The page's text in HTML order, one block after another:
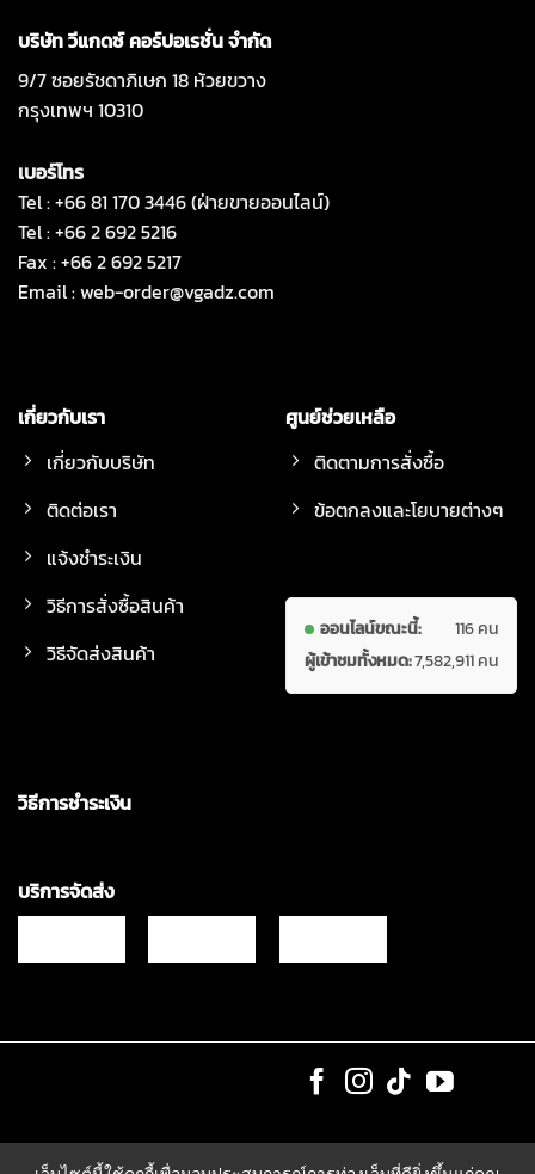
บริษัท วีแกดซ์ คอร์ปอเรชั่น จำกัด
9/7 ซอยรัชดาภิเษก 18 ห้วยขวาง
กรุงเทพฯ 10310
เบอร์โทร
Tel : +66 81 170 3446 (ฝ่ายขายออนไลน์)
Tel : +66 2 692 5216
Fax : +66 2 692 5217
Email :web-order@vgadz.com
เกี่ยวกับเรา
เกี่ยวกับบริษัท
ติดต่อเรา
แจ้งชำระเงิน
วิธีการสั่งซื้อสินค้า
วิธีจัดส่งสินค้า
ศูนย์ช่วยเหลือ
ติดตามการสั่งซื้อ
ข้อตกลงและโยบายต่างๆ
ออนไลน์ขณะนี้:
116 คน
ผู้เข้าชมทั้งหมด:7,582,911 คน
วิธีการชำระเงิน
บริการจัดส่ง